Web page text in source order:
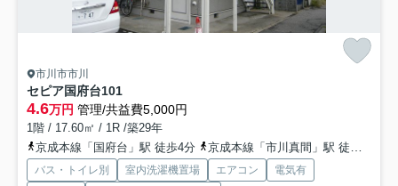
市川市市川
セピア国府台101
4.6万円 管理/共益費5,000円
1階 / 17.60㎡ / 1R /築29年
京成本線「国府台」駅 徒歩4分
京成本線「市川真間」駅 徒歩13分
バス・トイレ別 室内洗濯機置場 エアコン
電気有